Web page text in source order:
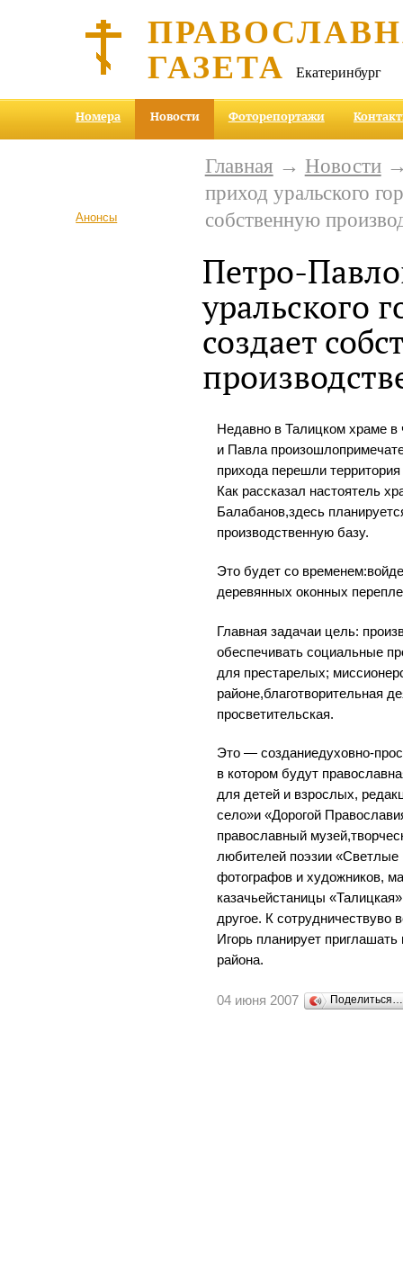
ГАЗЕТА Екатеринбург
Номера Новости Фоторепортажи
Анонсы
Главная → Новости→
приход уральского
собственную
Петро-
уральского
создает
Недавно в Талицком храме
и Павла
прихода перешли
Как рассказал настоятель
Балабанов,здесь
производственную базу.
Это будет со
деревянных оконных
Главная задачаи цель:
обеспечивать социальные
для престарелых;
районе,благотворительная
просветительская.
Это — созданиедуховно-
в котором будут
для детей и взрослых,
село»и «Дорогой
православный
любителей поэзии
фотографов и художников,
казачьейстаницы
другое. К сотрудничествуво
Игорь планирует
района.
04 июня 2007 Поделиться…